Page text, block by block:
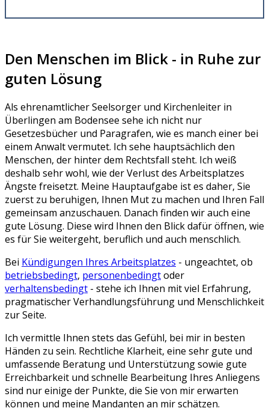
Den Menschen im Blick - in Ruhe zur
guten Lösung
Als ehrenamtlicher Seelsorger und Kirchenleiter in
Überlingen am Bodensee sehe ich nicht nur
Gesetzesbücher und Paragrafen, wie es manch einer bei
einem Anwalt vermutet. Ich sehe hauptsächlich den
Menschen, der hinter dem Rechtsfall steht. Ich weiß
deshalb sehr wohl, wie der Verlust des Arbeitsplatzes
Ängste freisetzt. Meine Hauptaufgabe ist es daher, Sie
zuerst zu beruhigen, Ihnen Mut zu machen und Ihren Fall
gemeinsam anzuschauen. Danach finden wir auch eine
gute Lösung. Diese wird Ihnen den Blick dafür öffnen, wie
es für Sie weitergeht, beruflich und auch menschlich.
Bei Kündigungen Ihres Arbeitsplatzes - ungeachtet, ob
betriebsbedingt, personenbedingtoder
verhaltensbedingt - stehe ich Ihnen mit viel Erfahrung,
pragmatischer Verhandlungsführung und Menschlichkeit
zur Seite.
Ich vermittle Ihnen stets das Gefühl, bei mir in besten
Händen zu sein. Rechtliche Klarheit, eine sehr gute und
umfassende Beratung und Unterstützung sowie gute
Erreichbarkeit und schnelle Bearbeitung Ihres Anliegens
sind nur einige der Punkte, die Sie von mir erwarten
können und meine Mandanten an mir schätzen.